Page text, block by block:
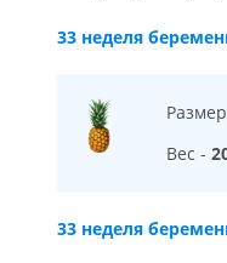
33 неделя
Вес -
33 неделя